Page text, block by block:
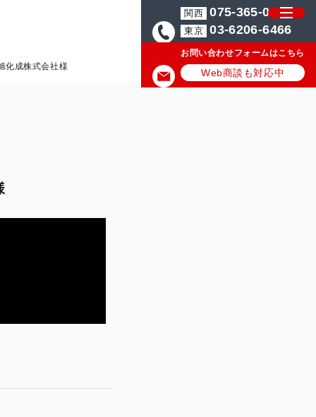
関西 075-365-0571
東京 03-6206-6466
お問い合わせフォームはこちら
Web商談も対応中
化成株式会社様